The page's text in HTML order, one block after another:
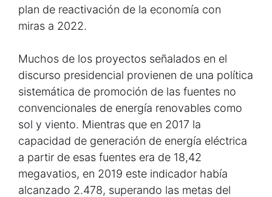
plan de reactivación de la economía con
miras a 2022.
Muchos de los proyectos señalados en el
discurso presidencial provienen de una política
sistemática de promoción de las fuentes no
convencionales de energía renovables como
sol y viento. Mientras que en 2017 la
capacidad de generación de energía eléctrica
a partir de esas fuentes era de 18,42
megavatios, en 2019 este indicador había
alcanzado 2.478, superando las metas del